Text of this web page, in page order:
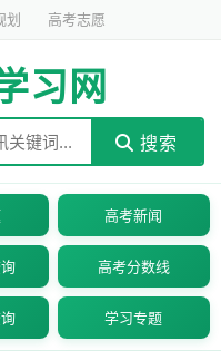
划 高考志愿
习网
搜索
高考新闻
高考分数线
学习专题